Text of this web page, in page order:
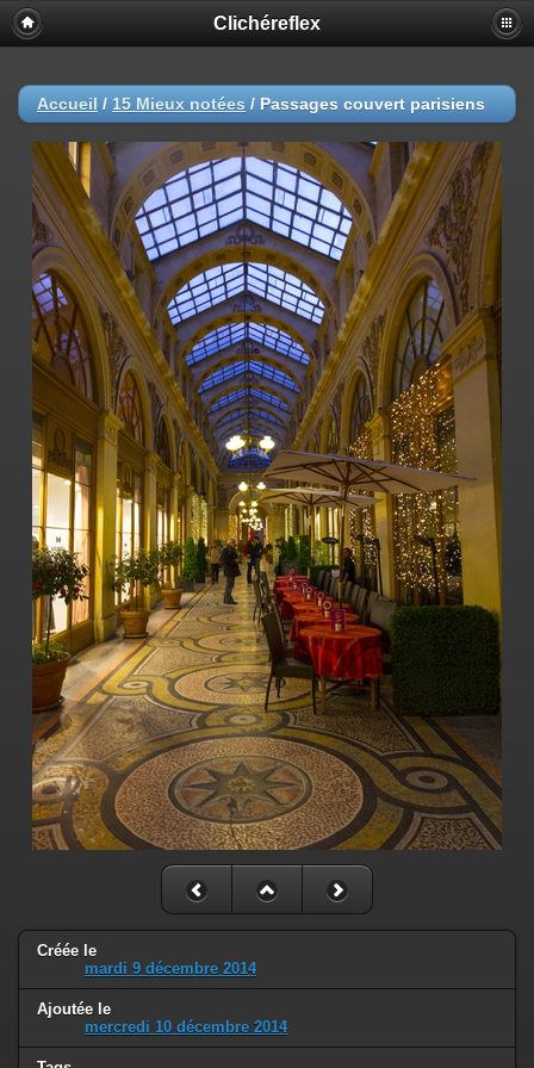
Clichéreflex
Accueil / 15 Mieux notées / Passages couvert parisiens
Créée le
mardi 9 décembre 2014
Ajoutée le
mercredi 10 décembre 2014